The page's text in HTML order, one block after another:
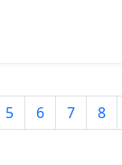
5 6 7 8